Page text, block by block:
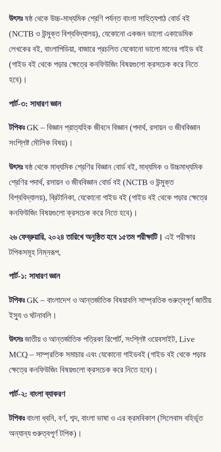
উৎসঃষষ্ঠ থেকে উচ্চ-মাধ্যমিক শ্রেণি পর্যন্ত বাংলা সাহিত্যপাঠ বোর্ড বই
(NCTB ও উন্মুক্ত বিশ্ববিদ্যালয়), যেকোনো একজন ভালো একাডেমিক
লেখকের বই, বাংলাপিডিয়া, বাজারে প্রচলিত যেকোনো ভালো মানের গাইড বই
(গাইড বই থেকে পড়ার ক্ষেত্রে কনফিউজিং বিষয়গুলো ক্রসচেক করে নিতে
হবে)।
পার্ট-৩: সাধারণ জ্ঞান
টপিকঃGK – বিজ্ঞান প্রাত্যহিক জীবনে বিজ্ঞান (পদার্থ, রসায়ন ও জীববিজ্ঞান
সংশ্লিষ্ট মৌলিক বিষয়)।
উৎসঃষষ্ঠ থেকে মাধ্যমিক শ্রেণির বিজ্ঞান বোর্ড বই, মাধ্যমিক ও উচ্চমাধ্যমিক
শ্রেণির পদার্থ, রসায়ন ও জীববিজ্ঞান বোর্ড বই (NCTB ও উন্মুক্ত
বিশ্ববিদ্যালয়), ব্রিটানিকা, যেকোনো গাইড বই (গাইড বই থেকে পড়ার ক্ষেত্রে
কনফিউজিং বিষয়গুলো ক্রসচেক করে নিতে হবে)।
২৬ ফেব্রুয়ারি, ২০২৪ তারিখে অনুষ্ঠিত হবে ১৫তম পরীক্ষাটি। এই পরীক্ষার
টপিকসমূহ নিম্নরূপ,
পার্ট-১: সাধারণ জ্ঞান
টপিকঃGK – বাংলাদেশ ও আন্তর্জাতিক বিষয়াবলি সাম্প্রতিক গুরুত্বপূর্ণ জাতীয়
ইস্যু ও ঘটনাবলি।
উৎসঃজাতীয় ও আন্তর্জাতিক পত্রিকা রিপোর্ট, সংশ্লিষ্ট ওয়েবসাইট, Live
MCQ – সাম্প্রতিক সমাচার এবং যেকোনো গাইডবই (গাইড বই থেকে পড়ার
ক্ষেত্রে কনফিউজিং বিষয়গুলো ক্রসচেক করে নিতে হবে)।
পার্ট-২: বাংলা ব্যাকরণ
টপিকঃবাংলা ধ্বনি, বর্ণ, শব্দ, বাংলা ভাষা ও এর ক্রমবিকাশ (সিলেবাস বহির্ভূত
অন্যান্য গুরুত্বপূর্ণ টপিক)।